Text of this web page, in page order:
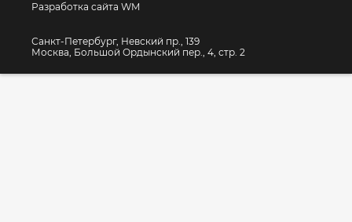
Разработка сайта WM
Санкт-Петербург, Невский пр., 139
Москва, Большой Ордынский пер., 4, стр. 2